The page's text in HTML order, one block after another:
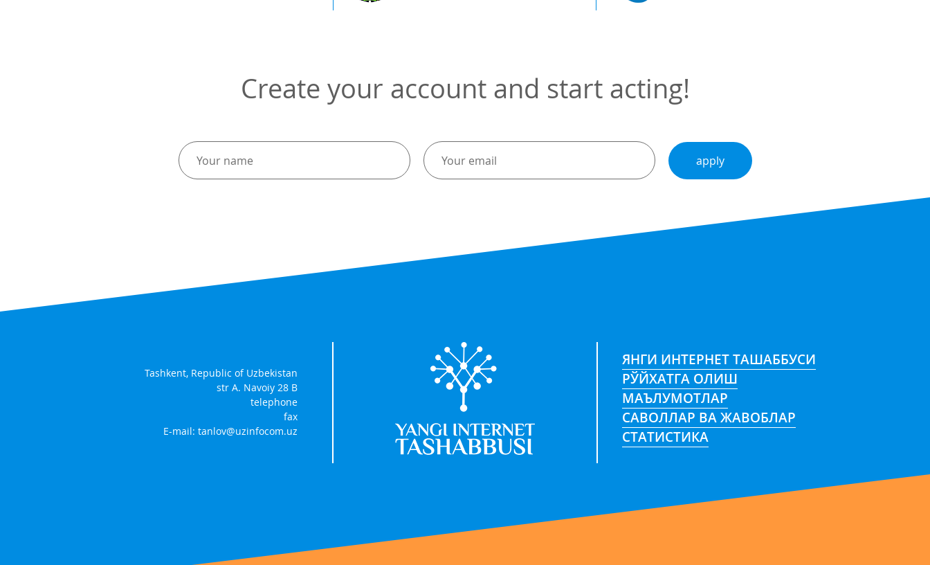
Create your account and start acting!
apply
Tashkent, Republic of Uzbekistan
str A. Navoiy 28 B
telephone
fax
E-mail:tanlov@uzinfocom.uz
ЯНГИ ИНТЕРНЕТ ТАШАББУСИ
РЎЙХАТГА ОЛИШ
МАЪЛУМОТЛАР
САВОЛЛАР ВА ЖАВОБЛАР
СТАТИСТИКА